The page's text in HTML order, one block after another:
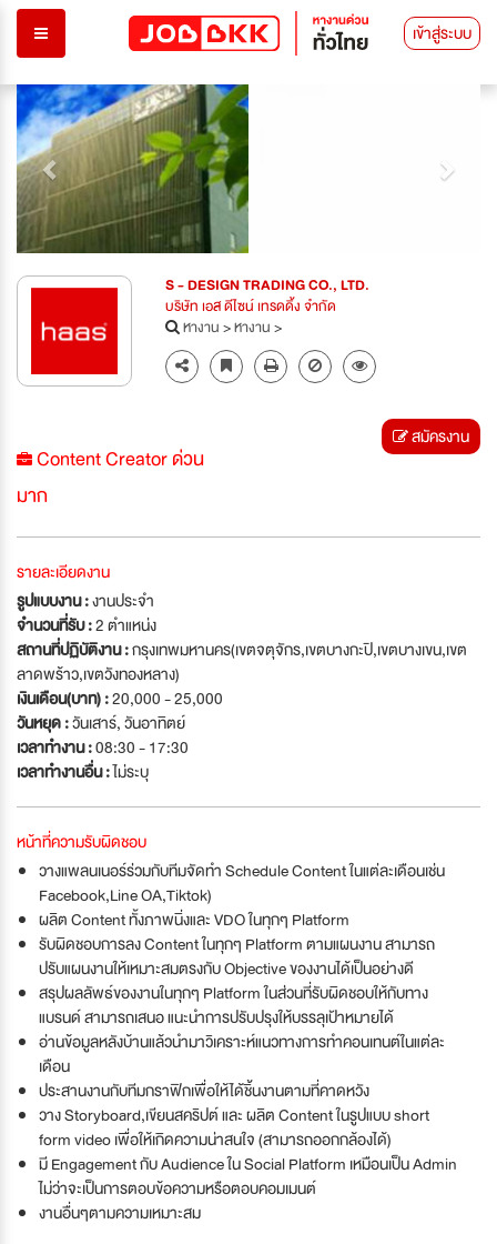
เข้าสู่ระบบ
Previous
S - DESIGN TRADING CO., LTD.
บริษัท เอส ดีไซน์ เทรดดิ้ง จำกัด
หางาน>หางาน>
Content Creator ด่วน
มาก
สมัครงาน
รายละเอียดงาน
รูปแบบงาน :งานประจำ
จำนวนที่รับ :2 ตำแหน่ง
สถานที่ปฏิบัติงาน :กรุงเทพมหานคร(เขตจตุจักร,เขตบางกะปิ,เขตบางเขน,เขต
ลาดพร้าว,เขตวังทองหลาง)
เงินเดือน(บาท) :20,000 - 25,000
วันหยุด :วันเสาร์,วันอาทิตย์
เวลาทำงาน :08:30 - 17:30
เวลาทำงานอื่น :ไม่ระบุ
หน้าที่ความรับผิดชอบ
วางแพลนเนอร์ร่วมกับทีมจัดทำ Schedule Content ในแต่ละเดือนเช่น
Facebook,Line OA,Tiktok)
ผลิต Content ทั้งภาพนิ่งและ VDO ในทุกๆ Platform
รับผิดชอบการลง Content ในทุกๆ Platform ตามแผนงาน สามารถ
ปรับแผนงานให้เหมาะสมตรงกับ Objective ของงานได้เป็นอย่างดี
สรุปผลลัพธ์ของงานในทุกๆ Platform ในส่วนที่รับผิดชอบให้กับทาง
แบรนด์ สามารถเสนอ แนะนำการปรับปรุงให้บรรลุเป้าหมายได้
อ่านข้อมูลหลังบ้านแล้วนำมาวิเคราะห์แนวทางการทำคอนเทนต์ในแต่ละ
เดือน
ประสานงานกับทีมกราฟิกเพื่อให้ได้ชิ้นงานตามที่คาดหวัง
วาง Storyboard,เขียนสคริปต์ และ ผลิต Content ในรูปแบบ short
form video เพื่อให้เกิดความน่าสนใจ (สามารถออกกล้องได้)
มี Engagement กับ Audience ใน Social Platform เหมือนเป็น Admin
ไม่ว่าจะเป็นการตอบข้อความหรือตอบคอมเมนต์
งานอื่นๆตามความเหมาะสม